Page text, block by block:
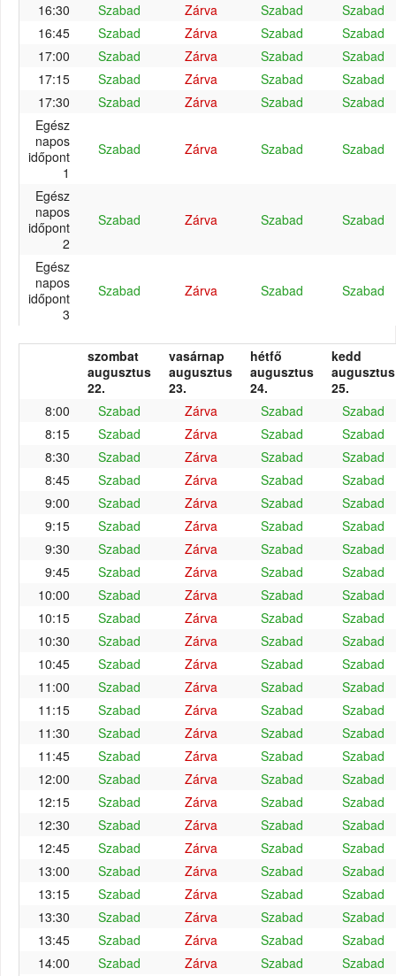
16:30 Szabad Zárva Szabad
Szabad
16:45
Szabad Zárva Szabad
Szabad
17:00
Szabad Zárva Szabad
Szabad
17:15
Szabad Zárva Szabad
Szabad
17:30
Szabad Zárva Szabad
Szabad
Egész
napos
időpont
1
Szabad Zárva Szabad Szabad
Egész
napos
időpont
2
Szabad Zárva Szabad Szabad
Egész
napos
időpont
3
Szabad Zárva Szabad Szabad
szombat
augusztus
22.
vasárnap
augusztus
23.
hétfő
augusztus
24.
kedd
augusztus
25.
8:00
Szabad Zárva Szabad
Szabad
8:15
Szabad Zárva Szabad
Szabad
8:30
Szabad Zárva Szabad
Szabad
8:45
Szabad Zárva Szabad
Szabad
9:00
Szabad Zárva Szabad
Szabad
9:15
Szabad Zárva Szabad
Szabad
9:30
Szabad Zárva Szabad
Szabad
9:45
Szabad Zárva Szabad
Szabad
10:00
Szabad Zárva Szabad
Szabad
10:15
Szabad Zárva Szabad
Szabad
10:30
Szabad Zárva Szabad
Szabad
10:45
Szabad Zárva Szabad
Szabad
11:00
Szabad Zárva Szabad
Szabad
11:15
Szabad Zárva Szabad
Szabad
11:30
Szabad Zárva Szabad
Szabad
11:45
Szabad Zárva Szabad
Szabad
12:00
Szabad Zárva Szabad
Szabad
12:15
Szabad Zárva Szabad
Szabad
12:30
Szabad Zárva Szabad
Szabad
12:45
Szabad Zárva Szabad
Szabad
13:00
Szabad Zárva Szabad
Szabad
13:15
Szabad Zárva Szabad
Szabad
13:30
Szabad Zárva Szabad
Szabad
13:45
Szabad Zárva Szabad
Szabad
14:00
Szabad Zárva Szabad
Szabad